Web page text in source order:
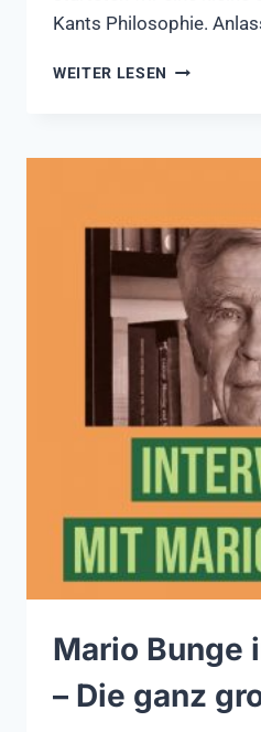
Kants Philosophie.
WEITER LESEN
TEIL
MANDARIN
VON
Mario Bunge
– Die ganz